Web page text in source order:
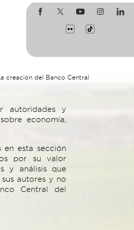
creación del Banco Central
autoridades y
economía,
en esta sección
por su valor
y análisis que
autores y no
Central del